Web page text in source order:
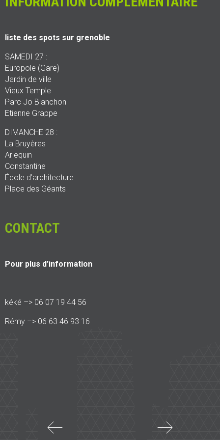
liste des spots sur grenoble
SAMEDI 27 :
Europole (Gare)
Jardin de ville
Vieux Temple
Parc Jo Blanchon
Etienne Grappe
DIMANCHE 28 :
La Bruyères
Arlequin
Constantine
École d’architecture
Place des Géants
CONTACT
Pour plus d’information
kéké –> 06 07 19 44 56
Rémy –> 06 63 46 93 16